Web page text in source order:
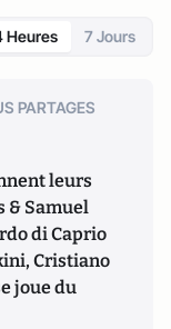
Heures 7 Jours
PARTAGES
leurs
& Samuel
di Caprio
Cristiano
joue du